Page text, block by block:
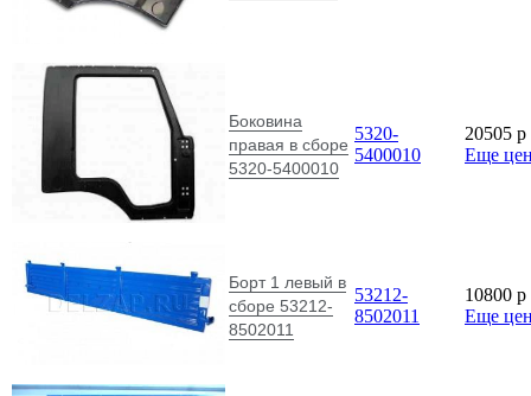
Боковина
правая в сборе
5320-5400010
5320-
5400010
20505 p
Еще
Борт 1 левый в
сборе 53212-
8502011
53212-
8502011
10800 p
Еще